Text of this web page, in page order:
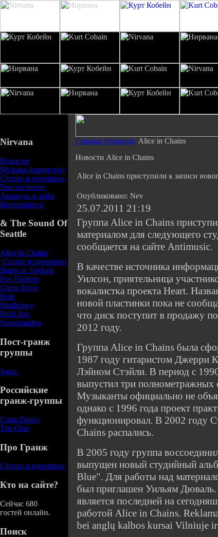
Nirvana
Новости
Музыка (раритеты)
Статьи и интервью
Тексты песен
Аккорды и табы
Видеозаписи
& The Sound Of
Seattle
Alice in Chains
Статьи и интервью
Babes in Toyland
Foo Fighters
Green River
Hole
Mudhoney
Pearl Jam
Soundgarden
Пост-гранж
группы
Jonas
Российские
гранж-группы
Crisis Dance
The Glue
Про Гранж
Статьи и интервью
Кто на сайте?
Сейчас 680
гостей онлайн.
Поиск
Главная страница Alice in Chains
Новости Alice in Chains
Alice in Chains приступили к записи
Опубликовано: Nev
25.07.2011 21:19
Группа Alice in Chains
материалом для следующего
сообщается на сайте Antimusic.
В качестве источника
Уилсон, приятельница
вокалистка проекта Heart.
новой пластинки пока не
что диск поступит в продажу
2012 году.
Группа Alice in Chains была
1987 году гитаристом Джерри
Лэйном Стэйли. В период с
выпустил три полнометражных
Музыканты официально не
однако с 1996 года проект
функционировал. В 2002 году
Chains распались.
В 2005 году группа
выпущен новый студийный
Blue". Для работы над
был приглашен Уильям Дюваль.
является последней на
работой Alice in Chains.
bei anglų kalbos kursai Vilniuje